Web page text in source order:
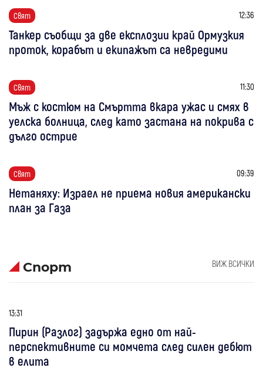
Свят 12:36
Танкер съобщи за две експлозии край Ормузкия
проток, корабът и екипажът са невредими
Свят 11:30
Мъж с костюм на Смъртта вкара ужас и смях в
уелска болница, след като застана на покрива с
дълго острие
Свят 09:39
Нетаняху: Израел не приема новия американски
план за Газа
Спорт ВИЖ ВСИЧКИ
13:31
Пирин (Разлог) задържа едно от най-
перспективните си момчета след силен дебют
в елита